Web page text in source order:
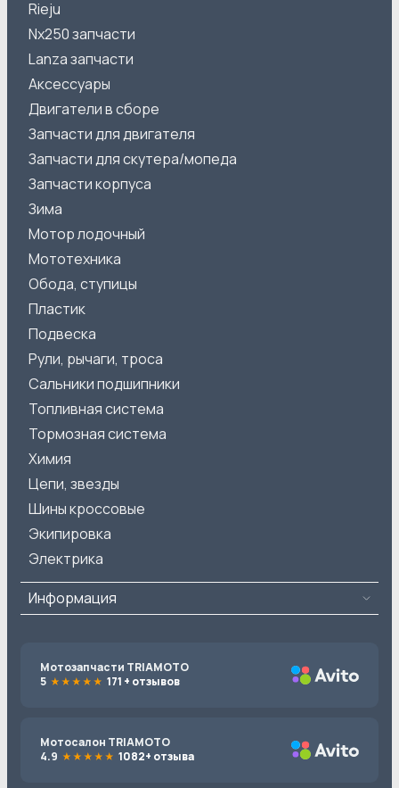
Rieju
Nx250 запчасти
Lanza запчасти
Аксессуары
Двигатели в сборе
Запчасти для двигателя
Запчасти для скутера/мопеда
Запчасти корпуса
Зима
Мотор лодочный
Мототехника
Обода, ступицы
Пластик
Подвеска
Рули, рычаги, троса
Сальники подшипники
Топливная система
Тормозная система
Химия
Цепи, звезды
Шины кроссовые
Экипировка
Электрика
Информация
Мотозапчасти TRIAMOTO
5
171 + отзывов
Мотосалон TRIAMOTO
4.9
1082+ отзыва